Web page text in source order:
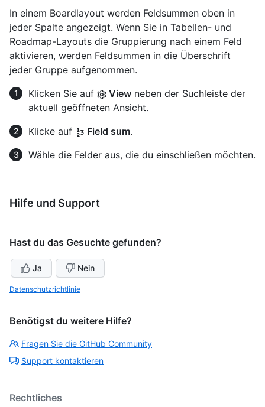
In einem Boardlayout werden Feldsummen oben in
jeder Spalte angezeigt. Wenn Sie in Tabellen- und
Roadmap-Layouts die Gruppierung nach einem Feld
aktivieren, werden Feldsummen in die Überschrift
jeder Gruppe aufgenommen.
Klicken Sie auf
View neben der Suchleiste der
aktuell geöffneten Ansicht.
Klicke auf
Field sum.
Wähle die Felder aus, die du einschließen möchten.
Hilfe und Support
Hast du das Gesuchte gefunden?
Ja Nein
Datenschutzrichtlinie
Benötigst du weitere Hilfe?
Fragen Sie die GitHub Community
Support kontaktieren
Rechtliches